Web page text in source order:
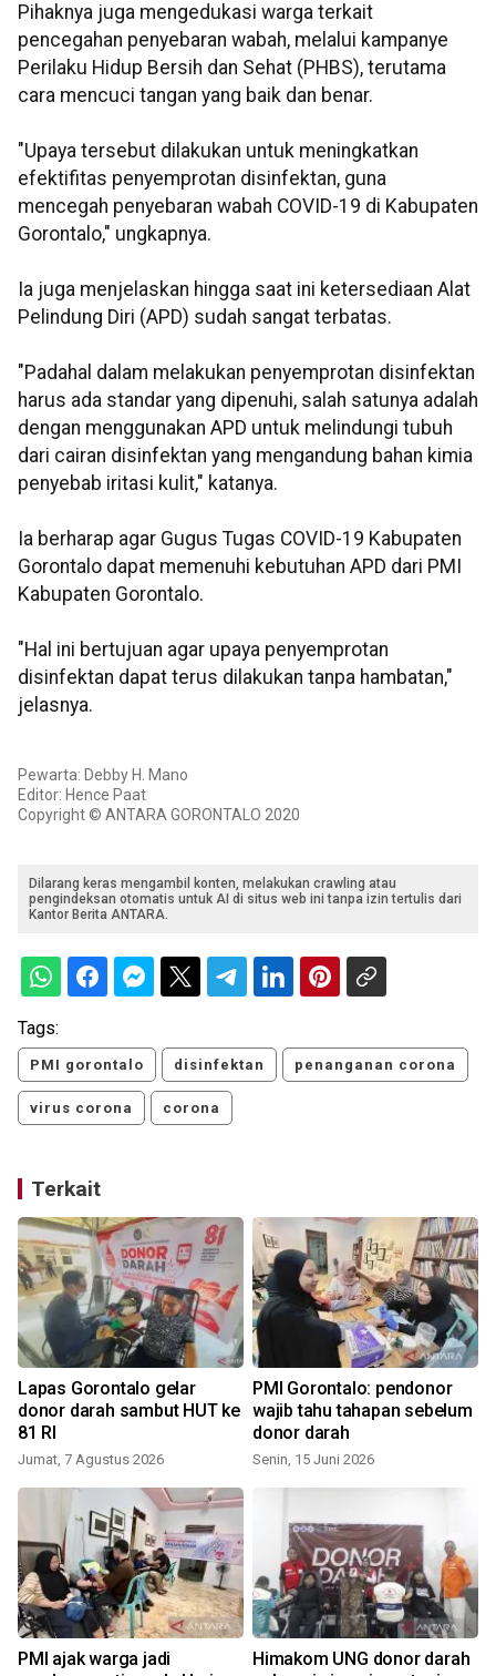
Pihaknya juga mengedukasi warga terkait
pencegahan penyebaran wabah, melalui kampanye
Perilaku Hidup Bersih dan Sehat (PHBS), terutama
cara mencuci tangan yang baik dan benar.
"Upaya tersebut dilakukan untuk meningkatkan
efektifitas penyemprotan disinfektan, guna
mencegah penyebaran wabah COVID-19 di Kabupaten
Gorontalo," ungkapnya.
Ia juga menjelaskan hingga saat ini ketersediaan Alat
Pelindung Diri (APD) sudah sangat terbatas.
"Padahal dalam melakukan penyemprotan disinfektan
harus ada standar yang dipenuhi, salah satunya adalah
dengan menggunakan APD untuk melindungi tubuh
dari cairan disinfektan yang mengandung bahan kimia
penyebab iritasi kulit," katanya.
Ia berharap agar Gugus Tugas COVID-19 Kabupaten
Gorontalo dapat memenuhi kebutuhan APD dari PMI
Kabupaten Gorontalo.
"Hal ini bertujuan agar upaya penyemprotan
disinfektan dapat terus dilakukan tanpa hambatan,"
jelasnya.
Pewarta: Debby H. Mano
Editor: Hence Paat
Copyright © ANTARA GORONTALO 2020
Dilarang keras mengambil konten, melakukan crawling atau
pengindeksan otomatis untuk AI di situs web ini tanpa izin tertulis dari
Kantor Berita ANTARA.
Tags:
PMI gorontalo disinfektan penanganan corona
virus corona corona
Terkait
Lapas Gorontalo gelar
donor darah sambut HUT ke
81 RI
Jumat, 7 Agustus 2026
PMI Gorontalo: pendonor
wajib tahu tahapan sebelum
donor darah
Senin, 15 Juni 2026
PMI ajak warga jadi
Himakom UNG donor darah